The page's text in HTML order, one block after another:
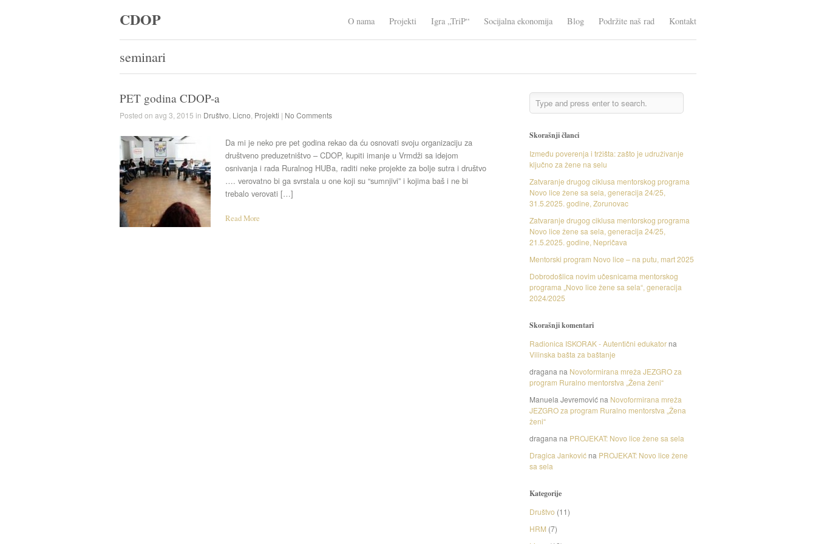
CDOP O nama Projekti Igra „TriP“ Socijalna ekonomija Blog Podržite naš rad Kontakt
seminari
PET godina CDOP-a
Posted on avg 3, 2015 in Društvo Licno Projekti | No Comments
Da mi je neko pre pet godina rekao da ću osnovati svoju organizaciju za
društveno preduzetništvo – CDOP, kupiti imanje u Vrmdži sa idejom
osnivanja i rada Ruralnog HUBa, raditi neke projekte za bolje sutra i društvo
…. verovatno bi ga svrstala u one koji su “sumnjivi” i kojima baš i ne bi
trebalo verovati […]
Read More
Skorašnji članci
Između poverenja i tržišta: zašto je udruživanje
ključno za žene na selu
Zatvaranje drugog ciklusa mentorskog programa
Novo lice žene sa sela, generacija 24/25,
31.5.2025. godine, Zorunovac
Zatvaranje drugog ciklusa mentorskog programa
Novo lice žene sa sela, generacija 24/25,
21.5.2025. godine, Nepričava
Mentorski program Novo lice – na putu, mart 2025
Dobrodošlica novim učesnicama mentorskog
programa „Novo lice žene sa sela“, generacija
2024/2025
Skorašnji komentari
Radionica ISKORAK - Autentični edukator na
Vilinska bašta za baštanje
dragana na Novoformirana mreža JEZGRO za
program Ruralno mentorstva „Žena ženi“
Manuela Jevremović na Novoformirana mreža
JEZGRO za program Ruralno mentorstva „Žena
ženi“
dragana na PROJEKAT: Novo lice žene sa sela
Dragica Janković na PROJEKAT: Novo lice žene
sa sela
Kategorije
Društvo (11)
HRM (7)